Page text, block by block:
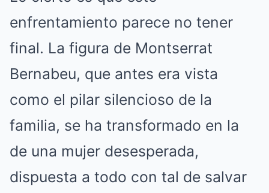
enfrentamiento parece no tener
final. La figura de Montserrat
Bernabeu, que antes era vista
como el pilar silencioso de la
familia, se ha transformado en la
de una mujer desesperada,
dispuesta a todo con tal de salvar